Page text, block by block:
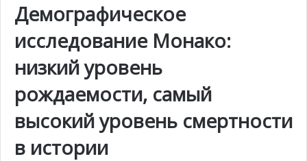
Демографическое
исследование Монако:
низкий уровень
рождаемости, самый
высокий уровень смертности
в истории